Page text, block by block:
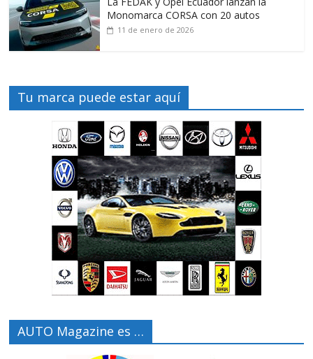
Monomarca CORSA con 20 autos
11 de enero de 2026
Tu marca puede estar aquí
AUTO Magazine es …